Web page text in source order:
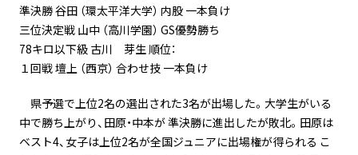
準決勝 谷田 （環太平洋大学） 内股 一本負け
三位決定戦 山中 （高川学園） GS優勢勝ち
78キロ以下級 古川 芽生 順位：
１回戦 壇上 （西京） 合わせ技 一本負け
県予選で上位2名の選出された3名が出場した。大学生がいる
中で勝ち上がり、田原・中本が 準決勝に進出したが敗北。田原は
ベスト4、女子は上位2名が全国ジュニアに出場権が得られる こ